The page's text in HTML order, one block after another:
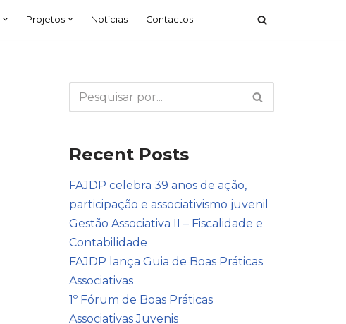
Projetos Notícias Contactos
Recent Posts
FAJDP celebra 39 anos de ação,
participação e associativismo juvenil
Gestão Associativa II – Fiscalidade e
Contabilidade
FAJDP lança Guia de Boas Práticas
Associativas
1º Fórum de Boas Práticas
Associativas Juvenis